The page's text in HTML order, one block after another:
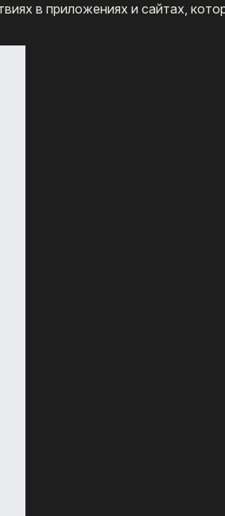
в приложениях и сайтах,